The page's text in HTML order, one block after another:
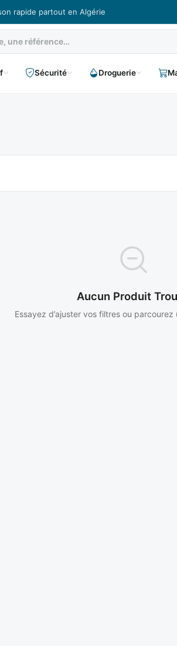
rapide partout en Algérie
Sécurité Droguerie
Aucun Produit
Essayez d’ajuster vos filtres ou